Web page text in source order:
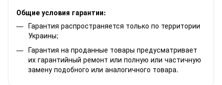
Общие условия гарантии:
Гарантия распространяется только по территории
Украины;
Гарантия на проданные товары предусматривает
их гарантийный ремонт или полную или частичную
замену подобного или аналогичного товара.